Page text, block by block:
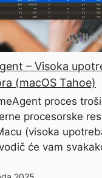
– ​​Visoka
(macOS Tahoe)
proces troši
procesorske
(visoka
će vam